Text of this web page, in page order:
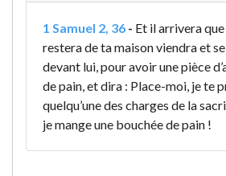
1 Samuel 2, 36 - Et il arrivera
restera de ta maison viendra et
devant lui, pour avoir une pièce
de pain, et dira : Place-moi, je te
quelqu’une des charges de la
je mange une bouchée de pain !